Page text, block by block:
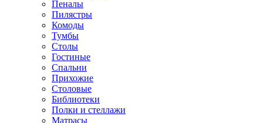
Пеналы
Пилястры
Комоды
Тумбы
Столы
Гостиные
Спальни
Прихожие
Столовые
Библиотеки
Полки и стеллажи
Матрасы